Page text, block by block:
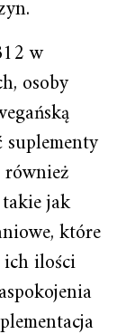
w
osoby
jak
które
ilości